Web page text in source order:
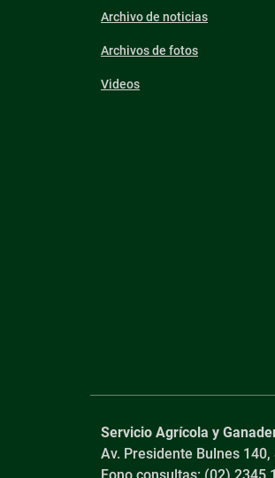
Archivo de noticias
Archivos de fotos
Videos
Servicio Agrícola y
Av. Presidente Bulnes 140,